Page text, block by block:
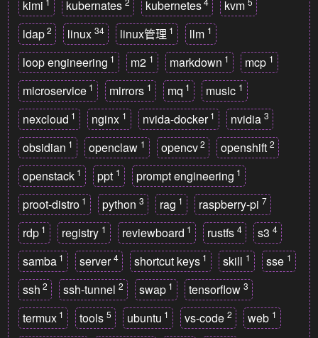
kimi kubernates kubernetes kvm
ldap 2 linux 34 linux管理 1 llm 1
loop engineering 1 m2 1 markdown 1 mcp 1
microservice 1 mirrors 1 mq 1 music 1
nexcloud 1 nginx 1 nvida-docker 1 nvidia 3
obsidian 1 openclaw 1 opencv 2 openshift 2
openstack 1 ppt 1 prompt engineering 1
proot-distro 1 python 3 rag 1 raspberry-pi 7
rdp 1 registry 1 reviewboard 1 rustfs 4 s3 4
samba 1 server 4 shortcut keys 1 skill 1 sse 1
ssh 2 ssh-tunnel 2 swap 1 tensorflow 3
termux 1 tools 5 ubuntu 1 vs-code 2 web 1